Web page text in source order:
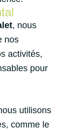
, nous
nos
activités,
pour
utilisons
comme le